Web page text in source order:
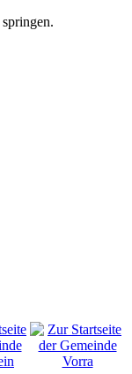
springen.